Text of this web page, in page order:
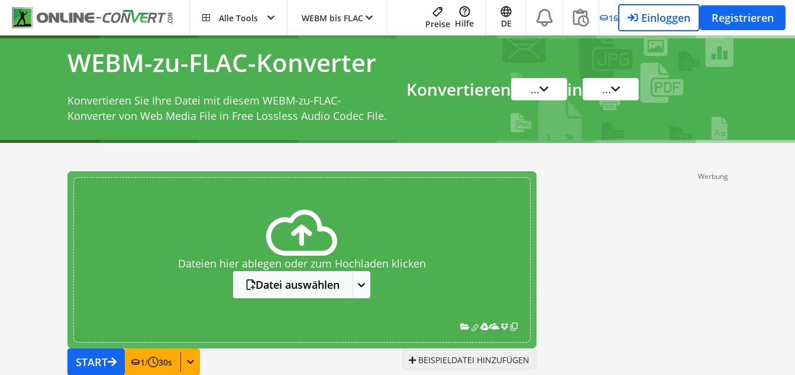
Alle Tools WEBM bis FLAC
Preise Hilfe DE 16 Einloggen Registrieren
WEBM-zu-FLAC-Konverter
Konvertieren Sie Ihre Datei mit diesem WEBM-zu-FLAC-
Konvertervon Web Media File in Free Lossless Audio Codec File.
Konvertieren ... in ...
Dateien hier ablegen oder zum Hochladen klicken
Datei auswählen
START 1/ 30s BEISPIELDATEI HINZUFÜGEN
Werbung